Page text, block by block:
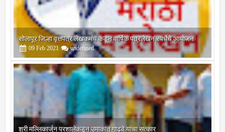
सोलापूर जिल्हा वृत्तपत्र लेखकमंच कडून वार्षिक पत्रलेखन स्पर्धेचे आयोजन
09 Feb 2021 undefined